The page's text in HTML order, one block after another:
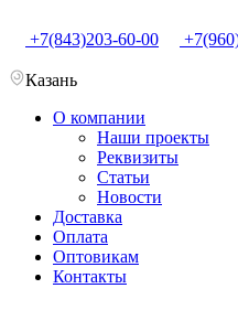
+7(843)203-60-00
Казань
О компании
Наши проекты
Реквизиты
Статьи
Новости
Доставка
Оплата
Оптовикам
Контакты